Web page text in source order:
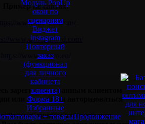
Модуль PopUp
окон по
сценариям
Виджет
instagram
Повторный
заказ
(функционал
для личного
кабинета
клиента)
Форма 18+
Избранные
товары + товарыПродвижение
Пример на сайтах:
https://www.rus-textile.ru/
www.dekorum-vd.com/
https://www.tezoro.eu/
зарегистрированным клиентом
или вы забыли авторизоваться
в личном кабинете или